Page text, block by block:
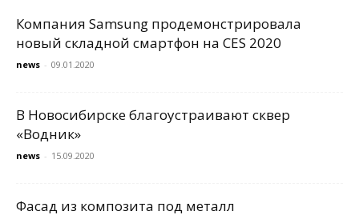
Компания Samsung продемонстрировала
новый складной смартфон на CES 2020
news - 09.01.2020
В Новосибирске благоустраивают сквер
«Водник»
news - 15.09.2020
Фасад из композита под металл